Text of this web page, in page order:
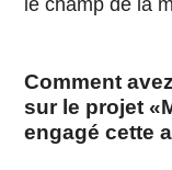
Comment
sur le projet
engagé cette